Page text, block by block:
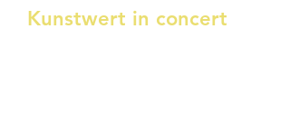
Kunstwert in concert